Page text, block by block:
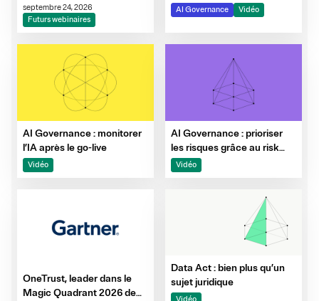
d'IA et instauration d'une
gouvernance
septembre 24, 2026
Futurs webinaires
gouvernance
AI Governance Vidéo
AI Governance : monitorer
l’IA après le go-live
Vidéo
AI Governance : prioriser
les risques grâce au risk
tiering
Vidéo
OneTrust, leader dans le
Magic Quadrant 2026 de
Data Act : bien plus qu’un
sujet juridique